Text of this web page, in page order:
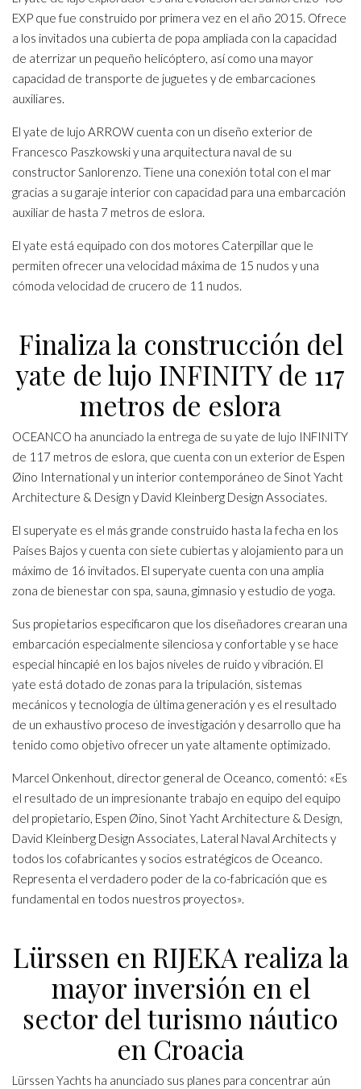
EXP que fue construido por primera vez en el año 2015. Ofrece
a los invitados una cubierta de popa ampliada con la capacidad
de aterrizar un pequeño helicóptero, así como una mayor
capacidad de transporte de juguetes y de embarcaciones
auxiliares.
El yate de lujo ARROW cuenta con un diseño exterior de
Francesco Paszkowski y una arquitectura naval de su
constructor Sanlorenzo. Tiene una conexión total con el mar
gracias a su garaje interior con capacidad para una embarcación
auxiliar de hasta 7 metros de eslora.
El yate está equipado con dos motores Caterpillar que le
permiten ofrecer una velocidad máxima de 15 nudos y una
cómoda velocidad de crucero de 11 nudos.
Finaliza la construcción del
yate de lujo INFINITY de 117
metros de eslora
OCEANCO ha anunciado la entrega de su yate de lujo INFINITY
de 117 metros de eslora, que cuenta con un exterior de Espen
Øino International y un interior contemporáneo de Sinot Yacht
Architecture & Design y David Kleinberg Design Associates.
El superyate es el más grande construido hasta la fecha en los
Países Bajos y cuenta con siete cubiertas y alojamiento para un
máximo de 16 invitados. El superyate cuenta con una amplia
zona de bienestar con spa, sauna, gimnasio y estudio de yoga.
Sus propietarios especificaron que los diseñadores crearan una
embarcación especialmente silenciosa y confortable y se hace
especial hincapié en los bajos niveles de ruido y vibración. El
yate está dotado de zonas para la tripulación, sistemas
mecánicos y tecnología de última generación y es el resultado
de un exhaustivo proceso de investigación y desarrollo que ha
tenido como objetivo ofrecer un yate altamente optimizado.
Marcel Onkenhout, director general de Oceanco, comentó: «Es
el resultado de un impresionante trabajo en equipo del equipo
del propietario, Espen Øino, Sinot Yacht Architecture & Design,
David Kleinberg Design Associates, Lateral Naval Architects y
todos los cofabricantes y socios estratégicos de Oceanco.
Representa el verdadero poder de la co-fabricación que es
fundamental en todos nuestros proyectos».
Lürssen en RIJEKA realiza la
mayor inversión en el
sector del turismo náutico
en Croacia
Lürssen Yachts ha anunciado sus planes para concentrar aún